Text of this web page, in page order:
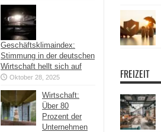
Geschäftsklimaindex:
Stimmung in der deutschen
Wirtschaft hellt sich auf
Oktober 28, 2025
Wirtschaft:
Über 80
Prozent der
Unternehmen
FREIZEIT